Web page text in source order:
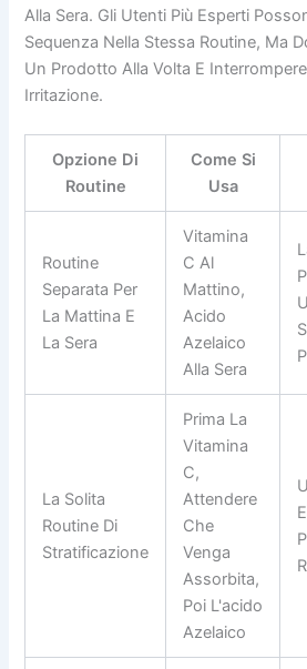
Alla Sera. Gli Utenti Più Esperti
Sequenza Nella Stessa Routine, Ma
Un Prodotto Alla Volta E Interrompere
Irritazione.
Opzione Di
Routine
Come Si
Usa
Routine
Separata Per
La Mattina E
La Sera
Vitamina
C Al
Mattino,
Acido
Azelaico
Alla Sera
La Solita
Routine Di
Stratificazione
Prima La
Vitamina
C,
Attendere
Che
Venga
Assorbita,
Poi L'acido
Azelaico